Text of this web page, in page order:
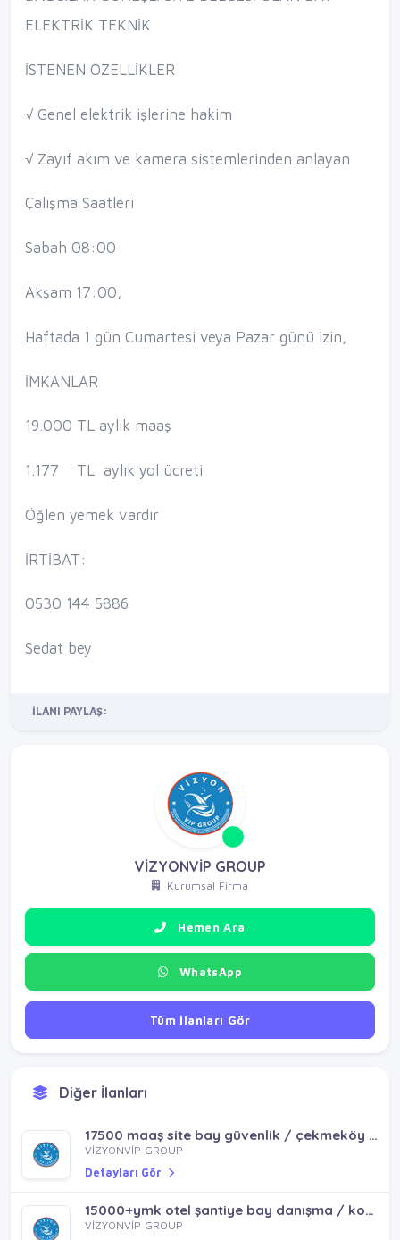
ELEKTRİK TEKNİK
İSTENEN ÖZELLİKLER
√ Genel elektrik işlerine hakim
√ Zayıf akım ve kamera sistemlerinden anlayan
Çalışma Saatleri
Sabah 08:00
Akşam 17:00,
Haftada 1 gün Cumartesi veya Pazar günü izin,
İMKANLAR
19.000 TL aylık maaş
1.177 TL aylık yol ücreti
Öğlen yemek vardır
İRTİBAT:
0530 144 5886
Sedat bey
İLANI PAYLAŞ:
VİZYONVİP GROUP
Kurumsal Firma
Hemen Ara
WhatsApp
Tüm İlanları Gör
Diğer İlanları
17000 maaş site-villa bay güvenlik / pendik sultanbeyli
VİZYONVİP GROUP
Detayları Gör
VİZYONVİP GROUP